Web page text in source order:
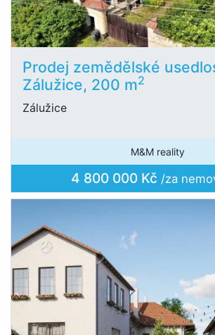
Prodej zemědělské
Zálužice, 200 m2
Zálužice
M&M reality
4 800 000 Kč /za